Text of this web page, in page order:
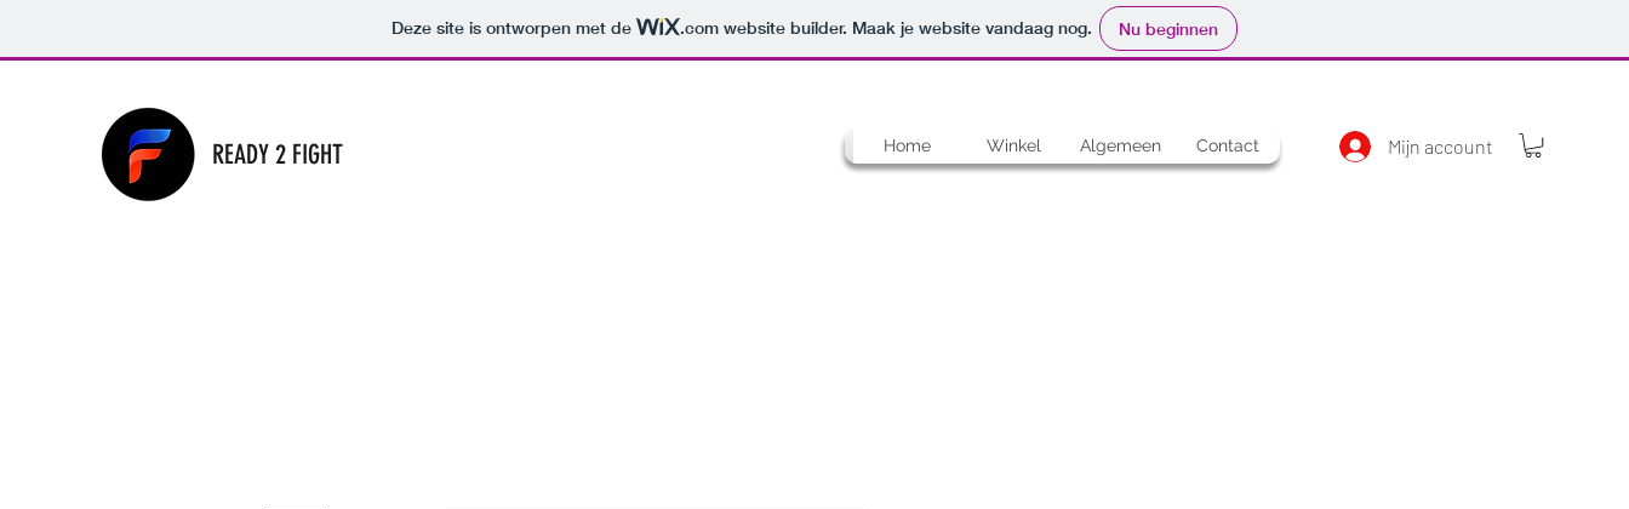
Deze site is ontworpen met de .com website builder. Maak je website vandaag nog. Nu beginnen
READY 2 FIGHT Home Winkel Algemeen Contact Mijn account